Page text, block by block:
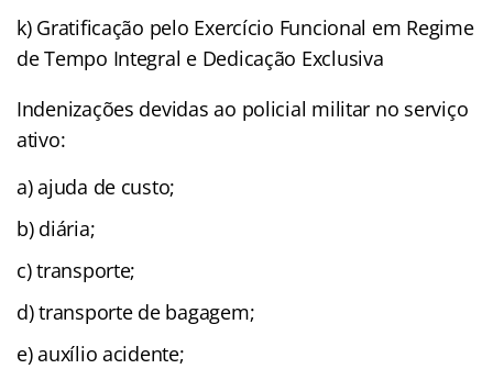
k) Gratificação pelo Exercício Funcional em Regime
de Tempo Integral e Dedicação Exclusiva
Indenizações devidas ao policial militar no serviço
ativo:
a) ajuda de custo;
b) diária;
c) transporte;
d) transporte de bagagem;
e) auxílio acidente;